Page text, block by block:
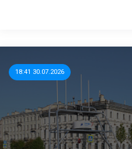
18:41 30.07.2026